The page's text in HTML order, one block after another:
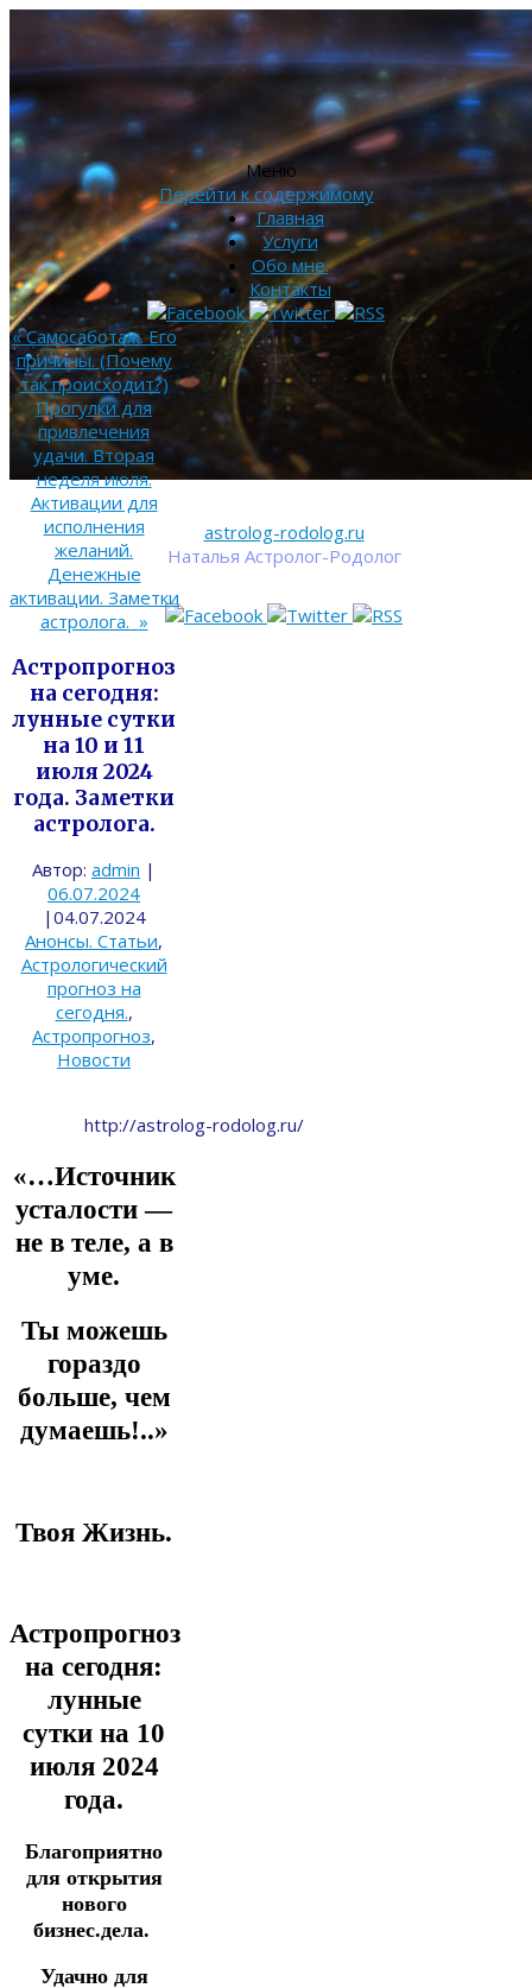
astrolog-rodolog.ru
Наталья Астролог-Родолог
Меню
Перейти к содержимому
Главная
Услуги
Обо мне.
Контакты
«Самосаботаж. Его
причины. (Почему
так происходит?)
Прогулки для
привлечения
удачи. Вторая
неделя июля.
Активации для
исполнения
желаний.
Денежные
активации. Заметки
астролога. »
Астропрогноз
на сегодня:
лунные сутки
на 10 и 11
июля 2024
года. Заметки
астролога.
Автор: admin |
06.07.2024
| 04.07.2024
Анонсы. Статьи,
Астрологический
прогноз на
сегодня.,
Астропрогноз,
Новости
http://astrolog-rodolog.ru/
«…Источник
усталости —
не в теле, а в
уме.
Ты можешь
гораздо
больше, чем
думаешь!..»
Твоя Жизнь.
Астропрогноз
на сегодня:
лунные
сутки на 10
июля 2024
года.
Благоприятно
для открытия
нового
бизнес.дела.
Удачно для